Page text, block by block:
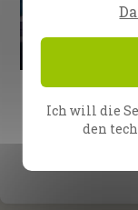
Episode 60
Ich will die
den